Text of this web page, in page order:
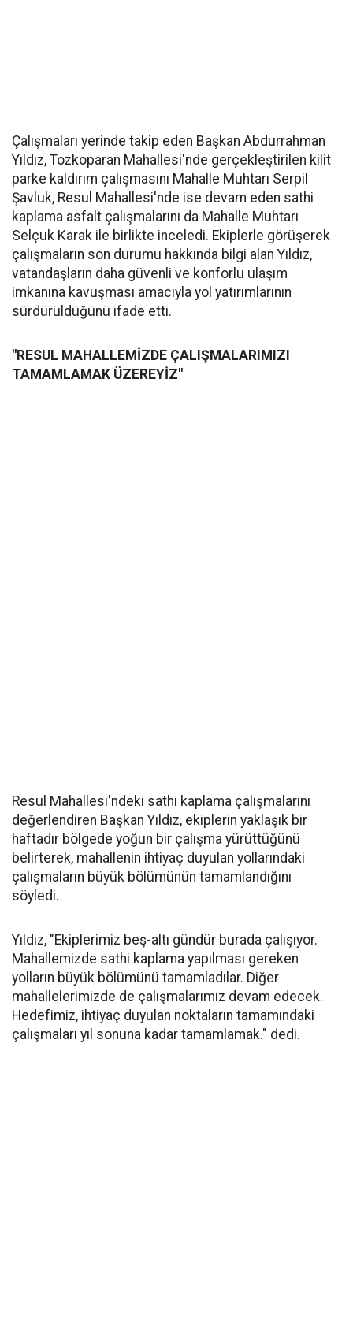
Çalışmaları yerinde takip eden Başkan Abdurrahman
Yıldız, Tozkoparan Mahallesi'nde gerçekleştirilen kilit
parke kaldırım çalışmasını Mahalle Muhtarı Serpil
Şavluk, Resul Mahallesi'nde ise devam eden sathi
kaplama asfalt çalışmalarını da Mahalle Muhtarı
Selçuk Karak ile birlikte inceledi. Ekiplerle görüşerek
çalışmaların son durumu hakkında bilgi alan Yıldız,
vatandaşların daha güvenli ve konforlu ulaşım
imkanına kavuşması amacıyla yol yatırımlarının
sürdürüldüğünü ifade etti.
"RESUL MAHALLEMİZDE ÇALIŞMALARIMIZI
TAMAMLAMAK ÜZEREYİZ"
Resul Mahallesi'ndeki sathi kaplama çalışmalarını
değerlendiren Başkan Yıldız, ekiplerin yaklaşık bir
haftadır bölgede yoğun bir çalışma yürüttüğünü
belirterek, mahallenin ihtiyaç duyulan yollarındaki
çalışmaların büyük bölümünün tamamlandığını
söyledi.
Yıldız, "Ekiplerimiz beş-altı gündür burada çalışıyor.
Mahallemizde sathi kaplama yapılması gereken
yolların büyük bölümünü tamamladılar. Diğer
mahallelerimizde de çalışmalarımız devam edecek.
Hedefimiz, ihtiyaç duyulan noktaların tamamındaki
çalışmaları yıl sonuna kadar tamamlamak." dedi.